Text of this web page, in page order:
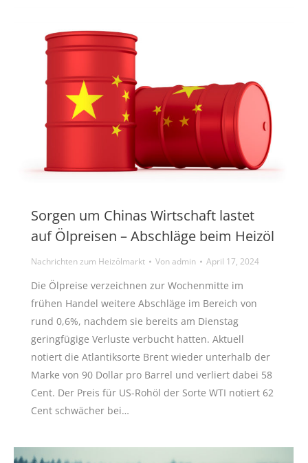
Sorgen um Chinas Wirtschaft lastet
auf Ölpreisen – Abschläge beim Heizöl
Nachrichten zum Heizölmarkt Vonadmin April 17, 2024
Die Ölpreise verzeichnen zur Wochenmitte im
frühen Handel weitere Abschläge im Bereich von
rund 0,6%, nachdem sie bereits am Dienstag
geringfügige Verluste verbucht hatten. Aktuell
notiert die Atlantiksorte Brent wieder unterhalb der
Marke von 90 Dollar pro Barrel und verliert dabei 58
Cent. Der Preis für US-Rohöl der Sorte WTI notiert 62
Cent schwächer bei…